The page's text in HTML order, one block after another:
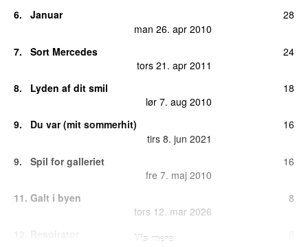
6.
Januar
man 26. apr 2010
28
7.
Sort Mercedes
tors 21. apr 2011
24
8.
Lyden af dit smil
lør 7. aug 2010
18
9.
Du var (mit sommerhit)
tirs 8. jun 2021
16
9.
Spil for galleriet
fre 7. maj 2010
16
11. Galt i byen
tors 12. mar 2026
8
Vis mere